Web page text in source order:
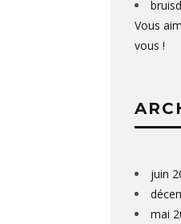
Vous
vous !
juin
mai